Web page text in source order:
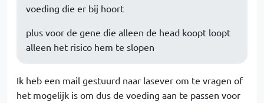
voeding die er bij hoort
plus voor de gene die alleen de head koopt loopt
alleen het risico hem te slopen
Ik heb een mail gestuurd naar lasever om te vragen of
het mogelijk is om dus de voeding aan te passen voor